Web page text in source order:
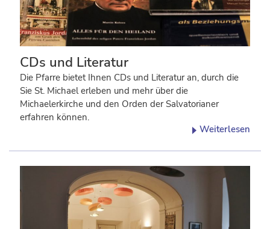
CDs und Literatur
Die Pfarre bietet Ihnen CDs und Literatur an, durch die
Sie St. Michael erleben und mehr über die
Michaelerkirche und den Orden der Salvatorianer
erfahren können.
Weiterlesen